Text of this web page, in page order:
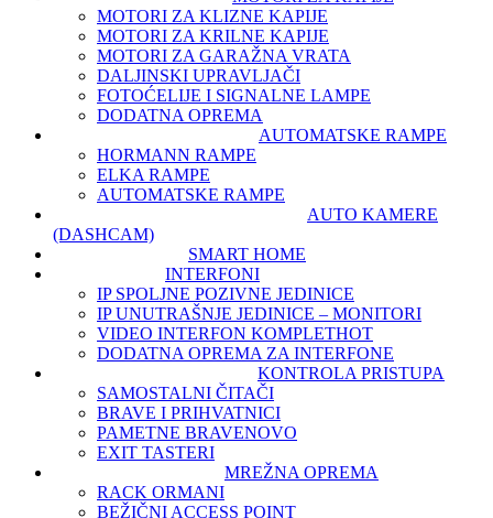
MOTORI ZA KLIZNE KAPIJE
MOTORI ZA KRILNE KAPIJE
MOTORI ZA GARAŽNA VRATA
DALJINSKI UPRAVLJAČI
FOTOĆELIJE I SIGNALNE LAMPE
DODATNA OPREMA
AUTOMATSKE RAMPE
HORMANN RAMPE
ELKA RAMPE
AUTOMATSKE RAMPE
AUTO KAMERE
(DASHCAM)
SMART HOME
INTERFONI
IP SPOLJNE POZIVNE JEDINICE
IP UNUTRAŠNJE JEDINICE – MONITORI
VIDEO INTERFON KOMPLETHOT
DODATNA OPREMA ZA INTERFONE
KONTROLA PRISTUPA
SAMOSTALNI ČITAČI
BRAVE I PRIHVATNICI
PAMETNE BRAVENOVO
EXIT TASTERI
MREŽNA OPREMA
RACK ORMANI
BEŽIČNI ACCESS POINT